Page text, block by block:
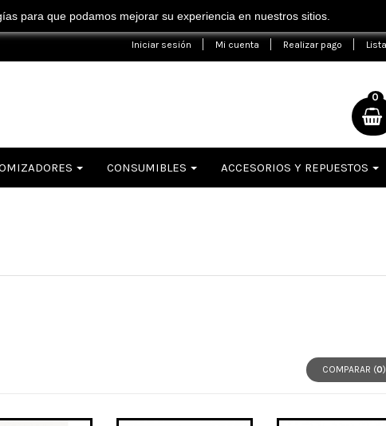
por compras superiores a 50€ !
Iniciar sesión Mi cuenta Realizar pago Lista
0
CONSUMIBLES ACCESORIOS Y REPUESTOS
COMPARAR (0)
para que podamos mejorar su experiencia en nuestros sitios.